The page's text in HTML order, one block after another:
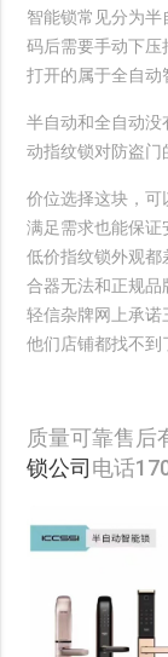
智能锁常见分为
码后需要手动下压
打开的属于全自动
半自动和全自动没
动指纹锁对防盗门
价位选择这块，
满足需求也能保证
低价指纹锁外观都
合器无法和正规
轻信杂牌网上承诺
他们店铺都找不到
质量可靠售后
锁公司 电话